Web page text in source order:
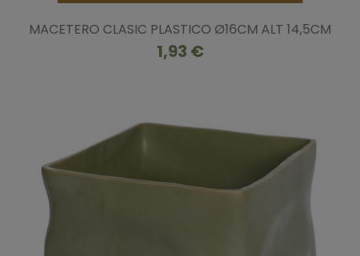
MACETERO CLASIC PLASTICO Ø16CM ALT 14,5CM
1,93 €